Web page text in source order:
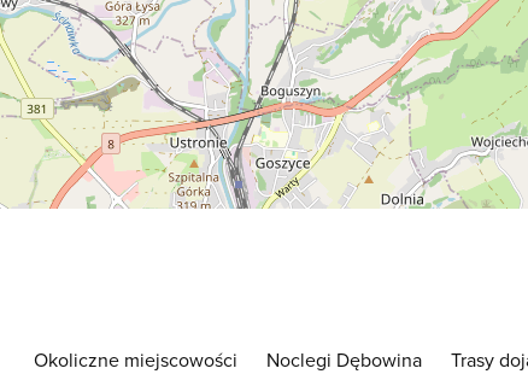
Okoliczne miejscowości Noclegi Dębowina Trasy